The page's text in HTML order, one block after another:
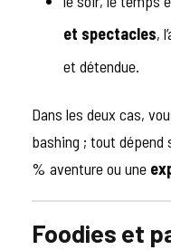
et spectacles,
et détendue.
Dans les deux cas,
bashing ; tout dépend
% aventure ou une
Foodies et